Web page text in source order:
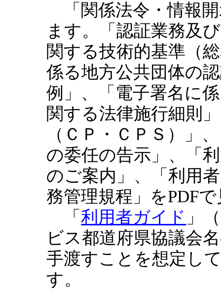
「関係法令・情報
ます。「認証業務及
関する技術的基準（
係る地方公共団体の
例」、「電子署名に
関する法律施行細則
（ＣＰ・ＣＰＳ）」
の委任の告示」、「
のご案内」、「利用
務管理規程」をPDF
「利用者ガイド 」
ビス都道府県協議会
手渡すことを想定し
す。